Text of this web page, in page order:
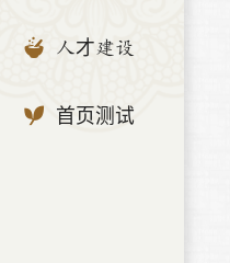
人才建设
首页测试